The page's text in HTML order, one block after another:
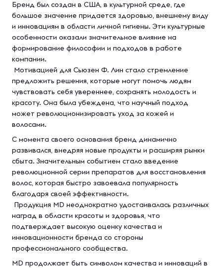
Бренд был создан в США, в культурной среде, где
большое значение придается здоровью, внешнему виду
и инновациям в области личной гигиены. Эти культурные
особенности оказали значительное влияние на
формирование философии и подходов в работе
компании.
Мотивацией для Сьюзен Ф. Лин стало стремление
предложить решения, которые могут помочь людям
чувствовать себя увереннее, сохранять молодость и
красоту. Она была убеждена, что научный подход
может революционизировать уход за кожей и
волосами.
С момента своего основания бренд динамично
развивался, внедряя новые продукты и расширяя рынки
сбыта. Значительным событием стало введение
революционной серии препаратов для восстановления
волос, которая быстро завоевала популярность
благодаря своей эффективности.
Продукция MD неоднократно удостаивалась различных
наград в области красоты и здоровья, что
подтверждает высокую оценку качества и
инновационности бренда со стороны
профессионального сообщества.
MD продолжает быть символом качества и инноваций в